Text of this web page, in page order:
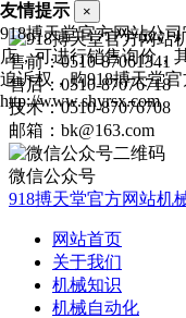
售前：0510-87061341
售后：0510-87076718
技术：0510-87076708
邮箱：bk@163.com
微信公众号
918搏天堂官方网站机
网站首页
关于我们
机械知识
机械自动化
友情提示 ×
918搏天堂官方网站公
店，可进行销售询价，
追诉权，购918搏天堂
http://www.shyrsx.com